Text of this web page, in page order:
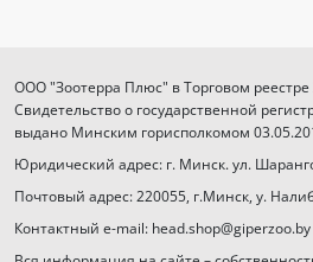
ООО "Зоотерра Плюс" в Торговом реестре
Свидетельство о государственной
выдано Минским горисполкомом
Юридический адрес: г. Минск. ул.
Почтовый адрес: 220055, г.Минск, у.
Контактный e-mail: head.shop@giperzoo.by